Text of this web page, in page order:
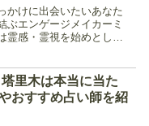
かけに出会いたいあなた
ぶエンゲージメイカーミ
霊感・霊視を始めとした
です。優しく話しやすい
い初心者で...
里木は本当に当た
おすすめ占い師を紹